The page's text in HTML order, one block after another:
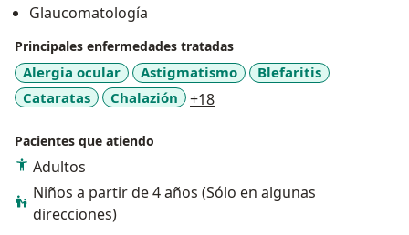
Glaucomatología
Principales enfermedades tratadas
Alergia ocular Astigmatismo
Blefaritis
Cataratas
Chalazión +18a11y_sr_more_diseases
Pacientes que atiendo
Adultos
Niños a partir de 4 años (Sólo en algunas
direcciones)